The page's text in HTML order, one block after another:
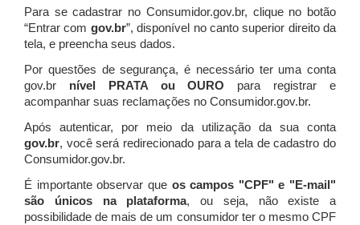
Para se cadastrar no Consumidor.gov.br, clique no botão
“Entrar com gov.br”, disponível no canto superior direito da
tela, e preencha seus dados.
Por questões de segurança, é necessário ter uma conta
gov.br nível PRATA ou OURO para registrar e
acompanhar suas reclamações no Consumidor.gov.br.
Após autenticar, por meio da utilização da sua conta
gov.br, você será redirecionado para a tela de cadastro do
Consumidor.gov.br.
É importante observar que os campos "CPF" e "E-mail"
são únicos na plataforma, ou seja, não existe a
possibilidade de mais de um consumidor ter o mesmo CPF